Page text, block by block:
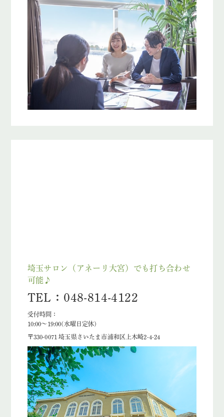
埼玉サロン（アネーリ大宮）でも打ち合わせ
可能♪
TEL：048-814-4122
受付時間：
10:00〜19:00(水曜日定休)
〒330-0071 埼玉県さいたま市浦和区上木崎2-4-24